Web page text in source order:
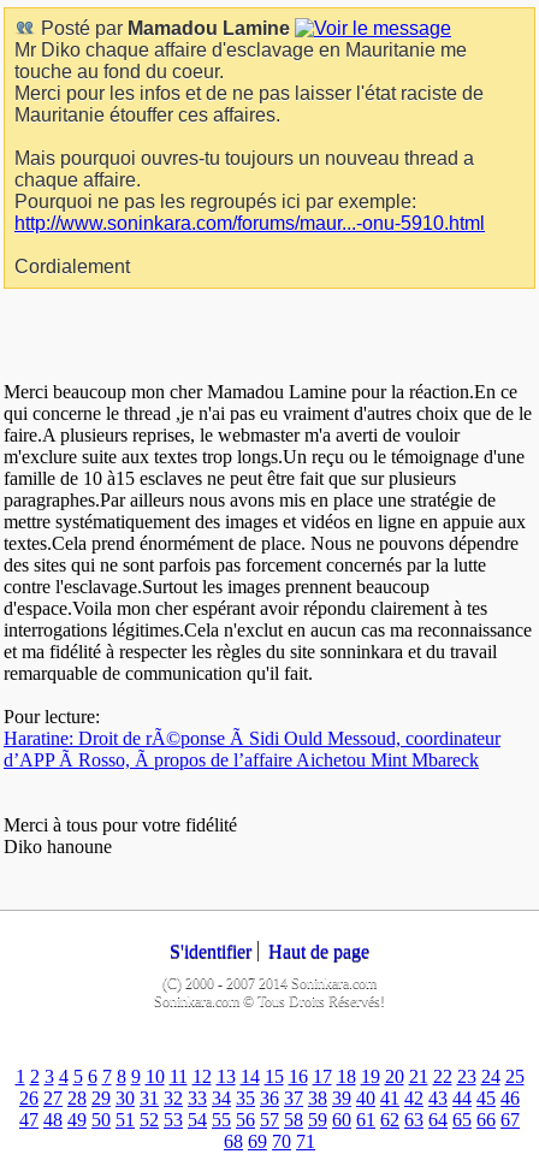
Posté par Mamadou Lamine
Mr Diko chaque affaire d'esclavage en Mauritanie me
touche au fond du coeur.
Merci pour les infos et de ne pas laisser l'état raciste de
Mauritanie étouffer ces affaires.
Mais pourquoi ouvres-tu toujours un nouveau thread a
chaque affaire.
Pourquoi ne pas les regroupés ici par exemple:
http://www.soninkara.com/forums/maur...-onu-5910.html
Cordialement
Merci beaucoup mon cher Mamadou Lamine pour la réaction.En ce
qui concerne le thread ,je n'ai pas eu vraiment d'autres choix que de le
faire.A plusieurs reprises, le webmaster m'a averti de vouloir
m'exclure suite aux textes trop longs.Un reçu ou le témoignage d'une
famille de 10 à15 esclaves ne peut être fait que sur plusieurs
paragraphes.Par ailleurs nous avons mis en place une stratégie de
mettre systématiquement des images et vidéos en ligne en appuie aux
textes.Cela prend énormément de place. Nous ne pouvons dépendre
des sites qui ne sont parfois pas forcement concernés par la lutte
contre l'esclavage.Surtout les images prennent beaucoup
d'espace.Voila mon cher espérant avoir répondu clairement à tes
interrogations légitimes.Cela n'exclut en aucun cas ma reconnaissance
et ma fidélité à respecter les règles du site sonninkara et du travail
remarquable de communication qu'il fait.
Pour lecture:
Haratine: Droit de rÃ©ponse Ã Sidi Ould Messoud, coordinateur
d’APP Ã Rosso, Ã propos de l’affaire Aichetou Mint Mbareck
Merci à tous pour votre fidélité
Diko hanoune
S'identifier Haut de page
(C) 2000 - 2007 2014 Soninkara.com
Soninkara.com © Tous Droits Réservés!
1 2 3 4 5 6 7 8 9 10 11 12 13 14 15 16 17 18 19 20 21 22 23 24 25
26 27 28 29 30 31 32 33 34 35 36 37 38 39 40 41 42 43 44 45 46
47 48 49 50 51 52 53 54 55 56 57 58 59 60 61 62 63 64 65 66 67
68 69 70 71